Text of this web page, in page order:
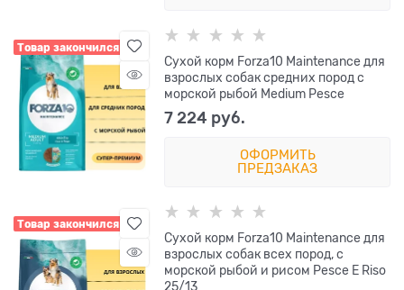
Товар закончился
Сухой корм Forza10 Maintenance для
взрослых собак средних пород с
морской рыбой Medium Pesce
7 224 руб.
ОФОРМИТЬ
ПРЕДЗАКАЗ
Товар закончился
Сухой корм Forza10 Maintenance для
взрослых собак всех пород, с
морской рыбой и рисом Pesce E Riso
25/13